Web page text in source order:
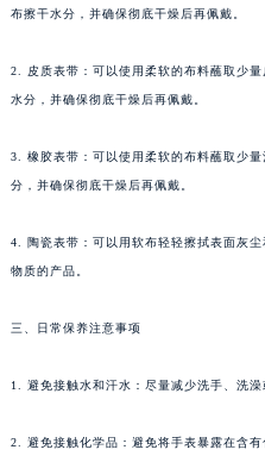
布擦干水分，并确保彻底干燥后再佩戴。
2. 皮质表带：可以使用柔软的布料蘸取少
水分，并确保彻底干燥后再佩戴。
3. 橡胶表带：可以使用柔软的布料蘸取少
分，并确保彻底干燥后再佩戴。
4. 陶瓷表带：可以用软布轻轻擦拭表面灰
物质的产品。
三、日常保养注意事项
1. 避免接触水和汗水：尽量减少洗手、洗澡
2. 避免接触化学品：避免将手表暴露在含有